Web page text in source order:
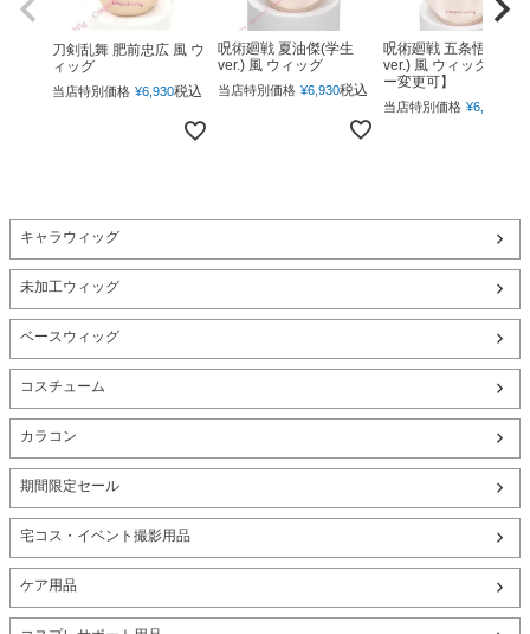
刀剣乱舞 肥前忠広 風 ウ
ィッグ
当店特別価格 ¥6,930税込
呪術廻戦 夏油傑(学生
ver.) 風 ウィッグ
当店特別価格 ¥6,930税込
呪術廻戦 五条悟(下ろ
ver.) 風 ウィッグ 【カ
ー変更可】
当店特別価格 ¥6,930
キャラウィッグ
未加工ウィッグ
ベースウィッグ
コスチューム
カラコン
期間限定セール
宅コス・イベント撮影用品
ケア用品